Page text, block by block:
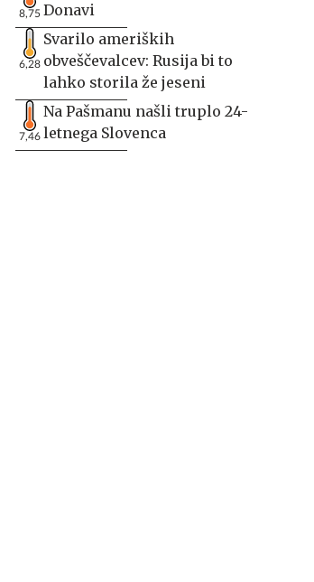
8,75 Donavi
6,28
Svarilo ameriških
obveščevalcev: Rusija bi to
lahko storila že jeseni
7,46
Na Pašmanu našli truplo 24-
letnega Slovenca